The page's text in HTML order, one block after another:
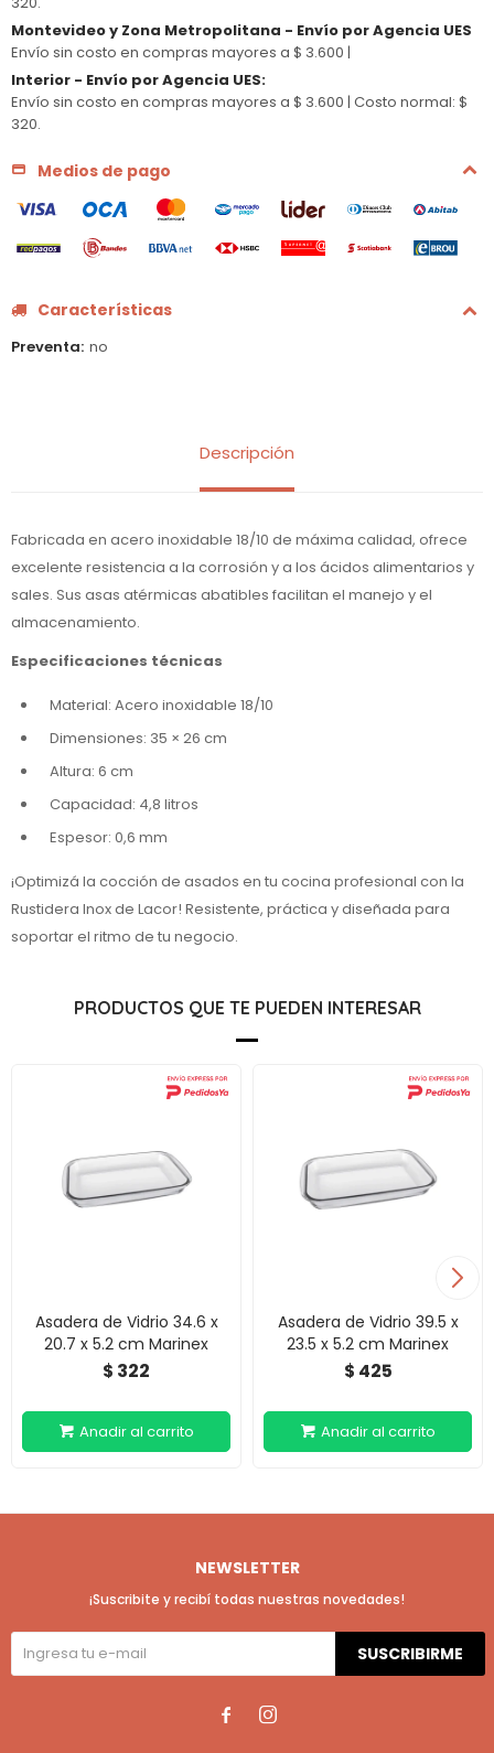
Montevideo y Zona Metropolitana - Envío por Agencia UES
Envío sin costo en compras mayores a $ 3.600 |
Interior - Envío por Agencia UES:
Envío sin costo en compras mayores a $ 3.600 | Costo normal: $
320.
Medios de pago
Características
Preventa no
Descripción
Fabricada en acero inoxidable 18/10 de máxima calidad, ofrece
excelente resistencia a la corrosión y a los ácidos alimentarios y
sales. Sus asas atérmicas abatibles facilitan el manejo y el
almacenamiento.
Especificaciones técnicas
Material: Acero inoxidable 18/10
Dimensiones: 35 × 26 cm
Altura: 6 cm
Capacidad: 4,8 litros
Espesor: 0,6 mm
¡Optimizá la cocción de asados en tu cocina profesional con la
Rustidera Inox de Lacor! Resistente, práctica y diseñada para
soportar el ritmo de tu negocio.
PRODUCTOS QUE TE PUEDEN INTERESAR
Asadera de Vidrio 34.6 x
20.7 x 5.2 cm Marinex
$ 322
Asadera de Vidrio 39.5 x
23.5 x 5.2 cm Marinex
$ 425
NEWSLETTER
¡Suscribite y recibí todas nuestras novedades!
SUSCRIBIRME
 